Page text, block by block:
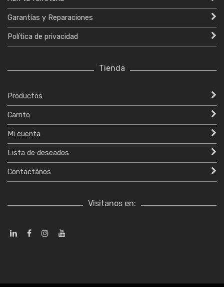
Garantías y Reparaciones
Política de privacidad
Tienda
Productos
Carrito
Mi cuenta
Lista de deseados
Contactános
Visitanos en: